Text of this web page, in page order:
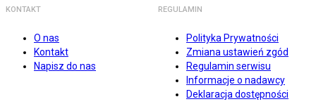
KONTAKT
O nas
Kontakt
Napisz do nas
REGULAMIN
Polityka Prywatności
Zmiana ustawień zgód
Regulamin serwisu
Informacje o nadawcy
Deklaracja dostępności